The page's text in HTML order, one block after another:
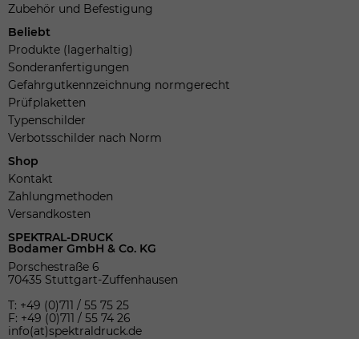
Zubehör und Befestigung
Beliebt
Produkte (lagerhaltig)
Sonderanfertigungen
Gefahrgutkennzeichnung normgerecht
Prüfplaketten
Typenschilder
Verbotsschilder nach Norm
Shop
Kontakt
Zahlungmethoden
Versandkosten
SPEKTRAL-DRUCK
Bodamer GmbH & Co. KG
Porschestraße 6
70435 Stuttgart-Zuffenhausen
T: +49 (0)711 / 55 75 25
F: +49 (0)711 / 55 74 26
info(at)spektraldruck.de